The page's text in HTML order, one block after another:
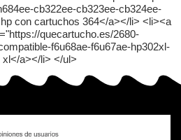
cb322ee-cb323ee-cb324ee-
con cartuchos 364</a></li> <li><a
quecartucho.es/2680-
f6u68ae-f6u67ae-hp302xl-
a></li> </ul>